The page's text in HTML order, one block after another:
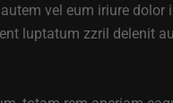
vel eum iriure
luptatum zzril delenit